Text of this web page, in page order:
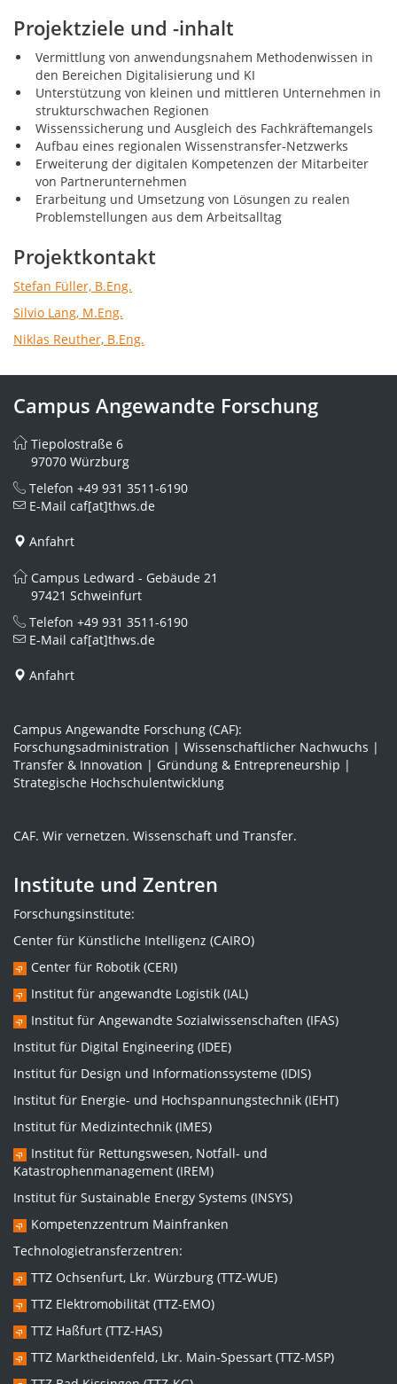
Projektziele und -inhalt
Vermittlung von anwendungsnahem Methodenwissen in
den Bereichen Digitalisierung und KI
Unterstützung von kleinen und mittleren Unternehmen in
strukturschwachen Regionen
Wissenssicherung und Ausgleich des Fachkräftemangels
Aufbau eines regionalen Wissenstransfer-Netzwerks
Erweiterung der digitalen Kompetenzen der Mitarbeiter
von Partnerunternehmen
Erarbeitung und Umsetzung von Lösungen zu realen
Problemstellungen aus dem Arbeitsalltag
Projektkontakt
Stefan Füller, B.Eng.
Silvio Lang, M.Eng.
Niklas Reuther, B.Eng.
Campus Angewandte Forschung
Tiepolostraße 6
97070 Würzburg
Telefon +49 931 3511-6190
E-Mail caf[at]thws.de
Anfahrt
Campus Ledward - Gebäude 21
97421 Schweinfurt
Telefon +49 931 3511-6190
E-Mail caf[at]thws.de
Anfahrt
Campus Angewandte Forschung (CAF):
Forschungsadministration | Wissenschaftlicher Nachwuchs |
Transfer & Innovation | Gründung & Entrepreneurship |
Strategische Hochschulentwicklung
CAF. Wir vernetzen. Wissenschaft und Transfer.
Institute und Zentren
Forschungsinstitute:
Center für Künstliche Intelligenz (CAIRO)
Center für Robotik (CERI)
Institut für angewandte Logistik (IAL)
Institut für Angewandte Sozialwissenschaften (IFAS)
Institut für Digital Engineering (IDEE)
Institut für Design und Informationssysteme (IDIS)
Institut für Energie- und Hochspannungstechnik (IEHT)
Institut für Medizintechnik (IMES)
Institut für Rettungswesen, Notfall- und
Katastrophenmanagement (IREM)
Institut für Sustainable Energy Systems (INSYS)
Kompetenzzentrum Mainfranken
Technologietransferzentren:
TTZ Ochsenfurt, Lkr. Würzburg (TTZ-WUE)
TTZ Elektromobilität (TTZ-EMO)
TTZ Haßfurt (TTZ-HAS)
TTZ Marktheidenfeld, Lkr. Main-Spessart (TTZ-MSP)